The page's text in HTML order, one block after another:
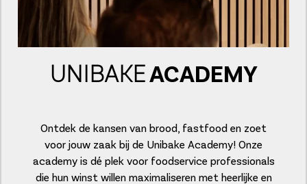
UNIBAKEACADEMY
Ontdek de kansen van brood, fastfood en zoet
voor jouw zaak bij de Unibake Academy! Onze
academy is dé plek voor foodservice professionals
die hun winst willen maximaliseren met heerlijke en